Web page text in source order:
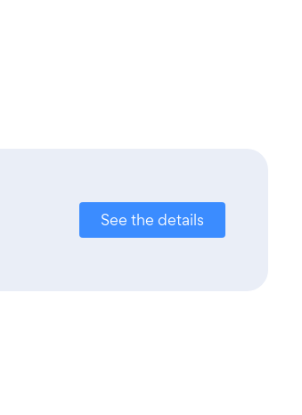
See the details